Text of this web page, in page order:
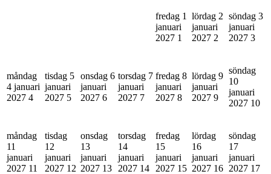
fredag 1
januari
2027 1
lördag 2
januari
2027 2
söndag 3
januari
2027 3
måndag
4 januari
2027 4
tisdag 5
januari
2027 5
onsdag 6
januari
2027 6
torsdag 7
januari
2027 7
fredag 8
januari
2027 8
lördag 9
januari
2027 9
söndag
10
januari
2027 10
måndag
11
januari
2027 11
tisdag
12
januari
2027 12
onsdag
13
januari
2027 13
torsdag
14
januari
2027 14
fredag
15
januari
2027 15
lördag
16
januari
2027 16
söndag
17
januari
2027 17